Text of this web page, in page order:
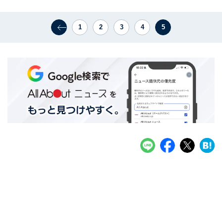
1 2 3 4 5